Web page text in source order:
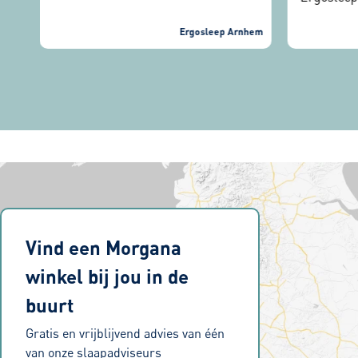
Ergosleep Arnhem
Eerst de
mee
Vind een Morgana
winkel bij jou in de
buurt
Gratis en vrijblijvend advies van één
van onze slaapadviseurs